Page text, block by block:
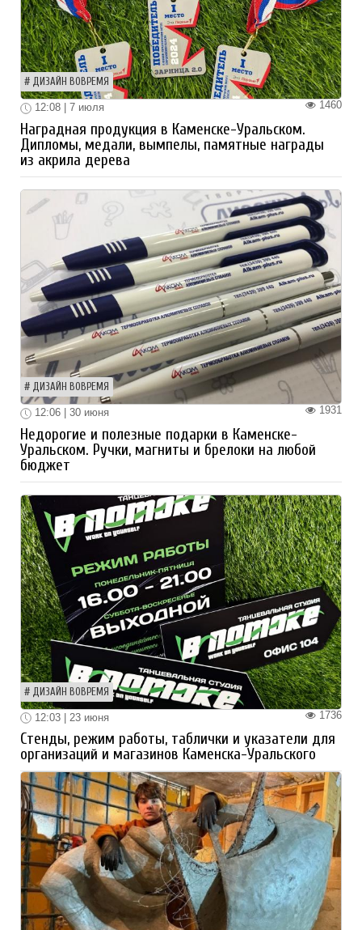
ДИЗАЙН ВОВРЕМЯ
1460
12:08 | 7 июля
Наградная продукция в Каменске-Уральском.
Дипломы, медали, вымпелы, памятные награды
из акрила дерева
ДИЗАЙН ВОВРЕМЯ
1931
12:06 | 30 июня
Недорогие и полезные подарки в Каменске-
Уральском. Ручки, магниты и брелоки на любой
бюджет
ДИЗАЙН ВОВРЕМЯ
1736
12:03 | 23 июня
Стенды, режим работы, таблички и указатели для
организаций и магазинов Каменска-Уральского